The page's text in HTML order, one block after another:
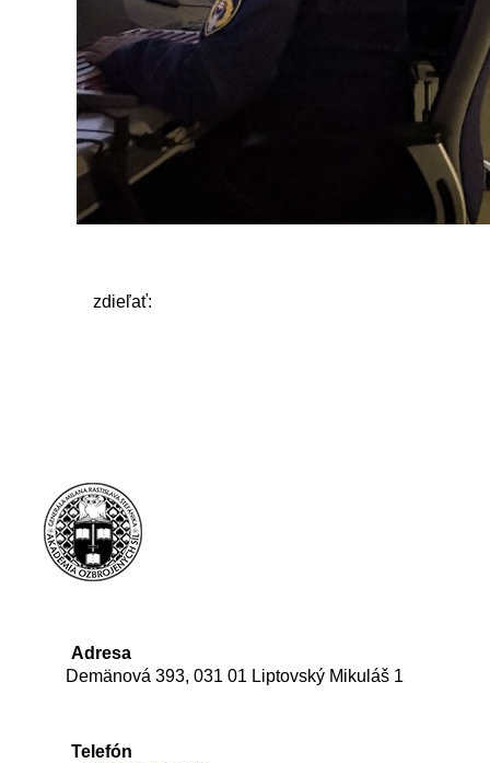
zdieľať:
Adresa
Demänová 393, 031 01 Liptovský Mikuláš 1
Telefón